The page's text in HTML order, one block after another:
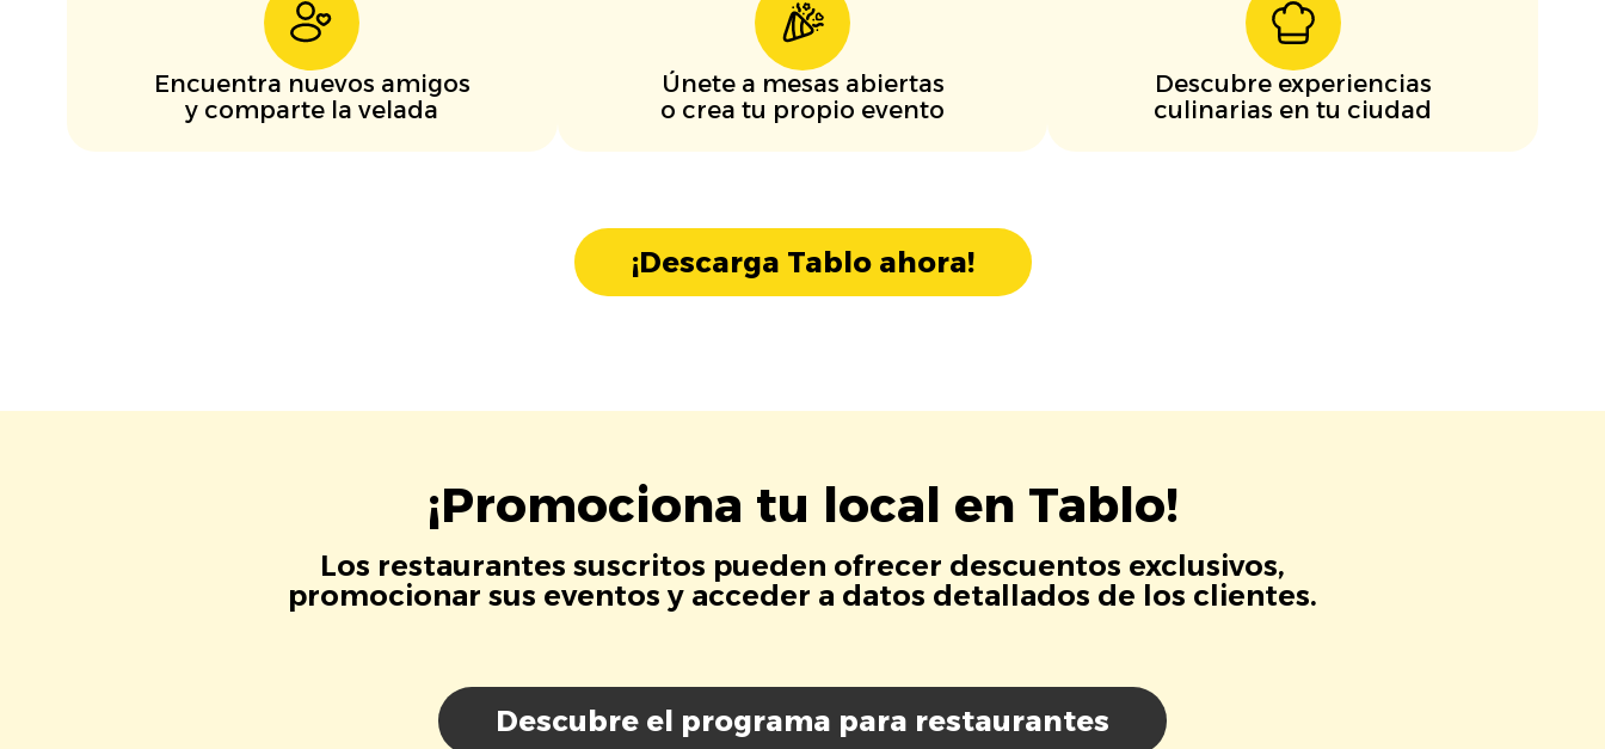
Encuentra nuevos amigos
y comparte la velada
Únete a mesas abiertas
o crea tu propio evento
Descubre experiencias
culinarias en tu ciudad
¡Descarga Tablo ahora!
¡Promociona tu local en Tablo!
Los restaurantes suscritos pueden ofrecer descuentos exclusivos,
promocionar sus eventos y acceder a datos detallados de los clientes.
Descubre el programa para restaurantes